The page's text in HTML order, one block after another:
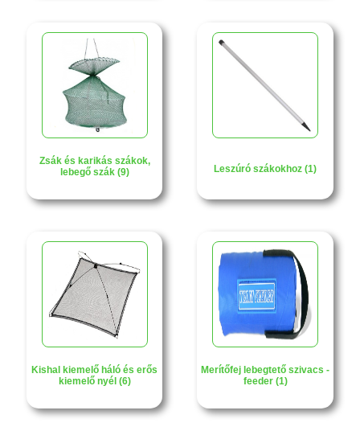
Zsák és karikás szákok,
lebegő szák (9)
Leszúró szákokhoz (1)
Kishal kiemelő háló és erős
kiemelő nyél (6)
Merítőfej lebegtető szivacs -
feeder (1)